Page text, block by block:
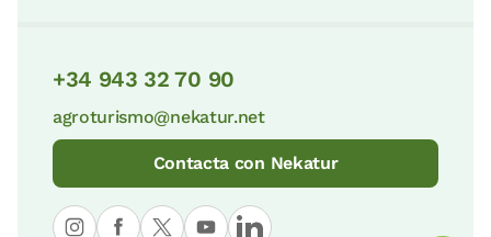
+34 943 32 70 90
agroturismo@nekatur.net
Contacta con Nekatur